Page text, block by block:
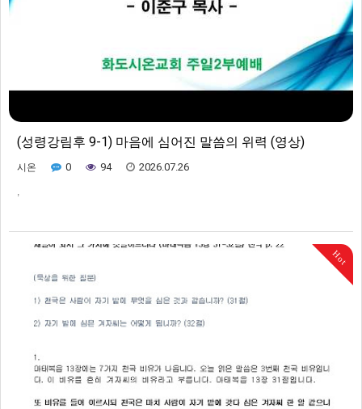
(성령강림후 9-1) 마음에 심어진 말씀의 위력 (영상)
시온 0 94 2026.07.26
Hot